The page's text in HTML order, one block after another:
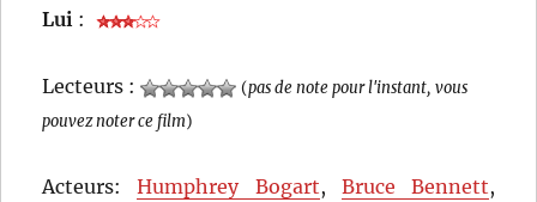
Lui :
Lecteurs : (pas de note pour l'instant, vous
pouvez noter ce film)
Acteurs:Humphrey Bogart, Bruce Bennett,